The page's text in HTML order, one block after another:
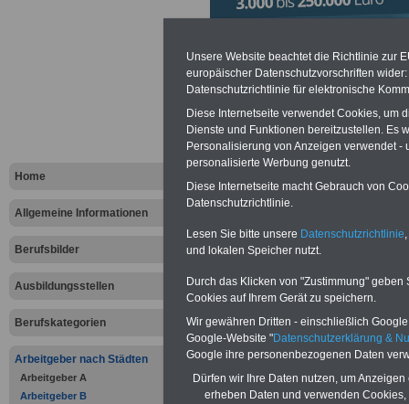
Home
Allgemeine Informationen
Berufsbilder
Ausbildungsstellen
Berufskategorien
Arbeitgeber nach Städten
Arbeitgeber A
Arbeitgeber B
Zentrum
Vorteile für den öffentlichen
Vergleichen und sparen
Bausparen schon ab 16 Jahren
Berufsunfähigkeitsabsicherung
Online-Vergleich Gesetzliche
Krankenkassen
Krankenversicherung
zurück zur
Unsere Website beachtet die Richtlinie zur
europäischer Datenschutzvorschriften
Datenschutzrichtlinie für elektronische
Diese Internetseite verwendet Cookies, um
Dienste und Funktionen bereitzustellen. Es
Personalisierung von Anzeigen verwendet
personalisierte Werbung genutzt.
Diese Internetseite macht Gebrauch von
Datenschutzrichtlinie.
Lesen Sie bitte unsere Datenschutzrichtlinie
und lokalen Speicher nutzt.
Durch das Klicken von "Zustimmung"
Cookies auf Ihrem Gerät zu speichern.
Wir gewähren Dritten - einschließlich
Google-Website "Datenschutzerklärung &
Google ihre personenbezogenen Daten
Dürfen wir Ihre Daten nutzen, um
erheben Daten und verwenden